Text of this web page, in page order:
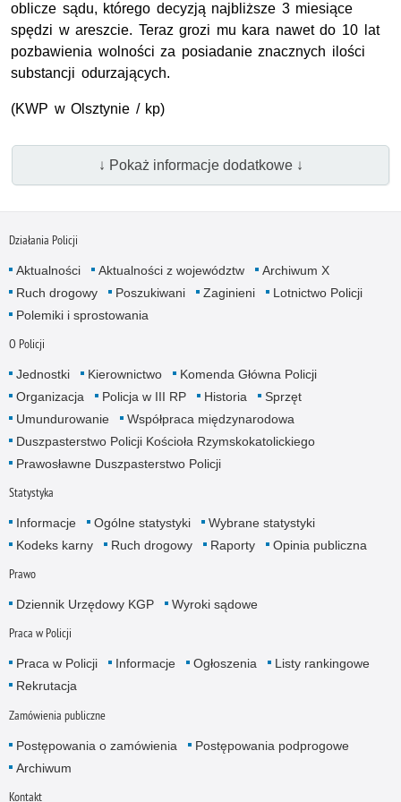
oblicze sądu, którego decyzją najbliższe 3 miesiące
spędzi w areszcie. Teraz grozi mu kara nawet do 10 lat
pozbawienia wolności za posiadanie znacznych ilości
substancji odurzających.
(KWP w Olsztynie / kp)
↓ Pokaż informacje dodatkowe ↓
Działania Policji
Aktualności Aktualności z województw
Archiwum X
Ruch drogowy
Poszukiwani Zaginieni
Lotnictwo Policji
Polemiki i sprostowania
O Policji
Jednostki Kierownictwo
Komenda Główna Policji
Organizacja
Policja w III RP Historia
Sprzęt
Umundurowanie
Współpraca międzynarodowa
Duszpasterstwo Policji Kościoła Rzymskokatolickiego
Prawosławne Duszpasterstwo Policji
Statystyka
Informacje Ogólne statystyki
Wybrane statystyki
Kodeks karny
Ruch drogowy Raporty Opinia publiczna
Prawo
Dziennik Urzędowy KGP Wyroki sądowe
Praca w Policji
Praca w Policji Informacje Ogłoszenia
Listy rankingowe
Rekrutacja
Zamówienia publiczne
Postępowania o zamówienia
Postępowania podprogowe
Archiwum
Kontakt